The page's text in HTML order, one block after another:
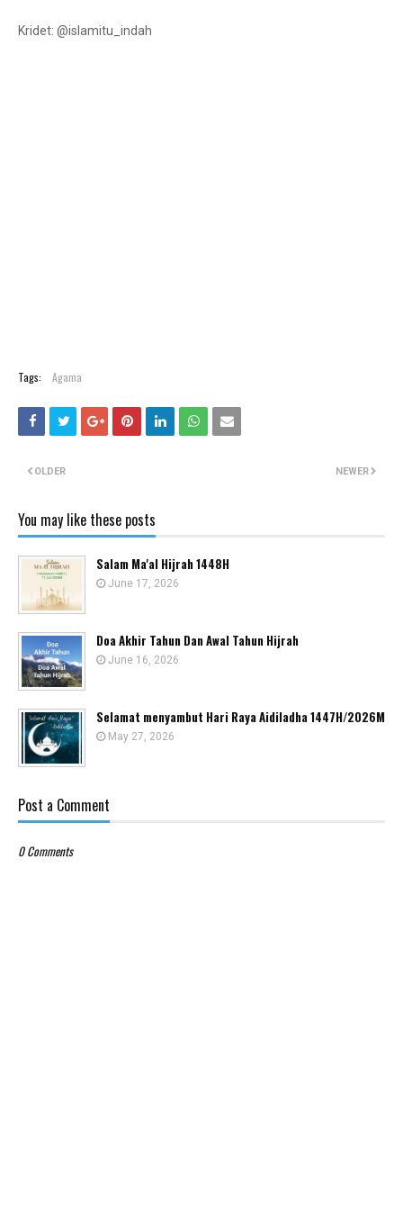
Kridet: @islamitu_indah
Tags: Agama
NEWER
OLDER
You may like these posts
Salam Ma'al Hijrah 1448H
June 17, 2026
Doa Akhir Tahun Dan Awal Tahun Hijrah
June 16, 2026
Selamat menyambut Hari Raya Aidiladha 1447H/2026M
May 27, 2026
Post a Comment
0 Comments